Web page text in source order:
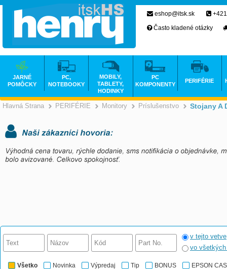
Hlavná Strana >
PERIFÉRIE >
Monitory >
Príslušenstvo Stojany A
v tejto vetve
vo
Všetko Novinka Výpredaj Tip BONUS EPSON
eshop@itsk.sk
Často kladené otázky
JARNÉ
POMÔCKY
PC,
NOTEBOOKY
MOBILY,
TABLETY,
HODINKY
PC
KOMPONENTY
PERIFÉRIE